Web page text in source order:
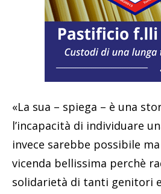
«La sua – spiega – è una
l’incapacità di individuare
invece sarebbe possibile
vicenda bellissima perchè
solidarietà di tanti genitori